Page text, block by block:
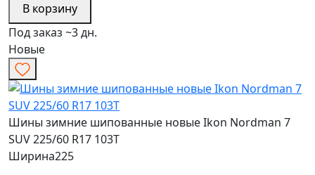
В корзину
Под заказ ~3 дн.
Новые
Шины зимние шипованные новые Ikon Nordman 7
SUV 225/60 R17 103T
Ширина225